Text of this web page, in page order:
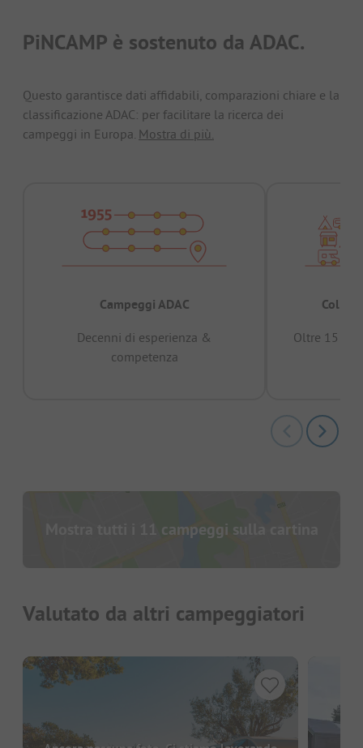
PiNCAMP è sostenuto da ADAC.
Questo garantisce dati affidabili, comparazioni chiare e la
classificazione ADAC: per facilitare la ricerca dei
campeggi in Europa. Mostra di più.
Campeggi ADAC
Decenni di esperienza &
competenza
Oltre 15
Mostra tutti i 11 campeggi sulla cartina
Valutato da altri campeggiatori